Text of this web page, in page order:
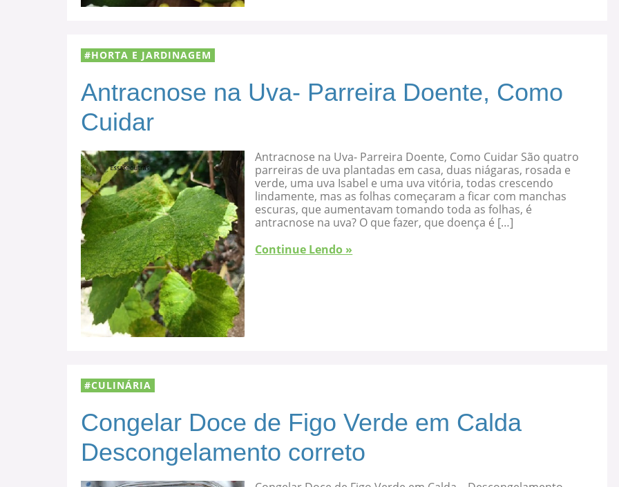
HORTA E JARDINAGEM
Antracnose na Uva- Parreira Doente, Como
Cuidar
Antracnose na Uva- Parreira Doente, Como Cuidar São quatro
parreiras de uva plantadas em casa, duas niágaras, rosada e
verde, uma uva Isabel e uma uva vitória, todas crescendo
lindamente, mas as folhas começaram a ficar com manchas
escuras, que aumentavam tomando toda as folhas, é
antracnose na uva? O que fazer, que doença é […]
Continue Lendo »
CULINÁRIA
Congelar Doce de Figo Verde em Calda
Descongelamento correto